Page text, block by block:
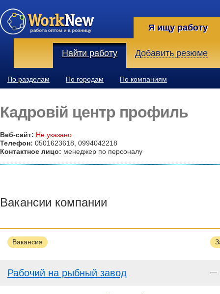
Я ищу работу
Найти работу Добавить резюме
По разделам По городам По компаниям
Кадровій центр профиль
Веб-сайт: Не указано
Телефон: 0501623618, 0994042218
Контактное лицо: менеджер по персоналу
Вакансии компании
Вакансия
Рабочий на рыбный завод —